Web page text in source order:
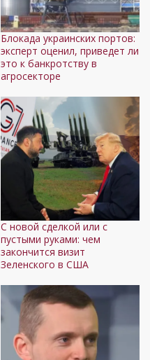
Блокада украинских портов:
эксперт оценил, приведет ли
это к банкротству в
агросекторе
С новой сделкой или с
пустыми руками: чем
закончится визит
Зеленского в США